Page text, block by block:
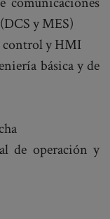
y MES)
y HMI
básica y de
operación y